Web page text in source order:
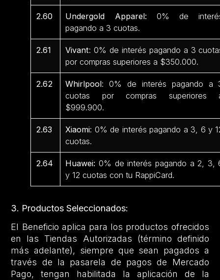
2.60 Undergold Apparel: 0% de
pagando a 3 cuotas.
2.61 Vivant: 0% de interés pagando a 3
por compras superiores a $350.000.
2.62 Whirlpool: 0% de interés pagando a
cuotas por compras superiores
$999.900.
2.63 Xiaomi: 0% de interés pagando a 3, 6 y
cuotas.
2.64 Huawei: 0% de interés pagando a 2, 3,
y 12 cuotas con tu RappiCard.
3. Productos Seleccionados:
El Beneficio aplica para los productos ofrecidos
en las Tiendas Autorizadas (término definido
más adelante), siempre que sean pagados a
través de la pasarela de pagos de Mercado
Pago, tengan habilitada la aplicación de la